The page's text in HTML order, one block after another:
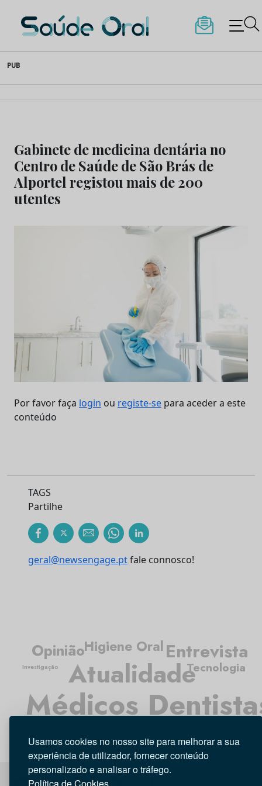
Usamos cookies no nosso site para melhorar a sua
experiência de utilizador, fornecer conteúdo
personalizado e analisar o tráfego.
to
content
Saúde Oral
PUB
Gabinete de medicina dentária no
Centro de Saúde de São Brás de
Alportel registou mais de 200
utentes
Por favor faça login ou registe-se para aceder a este
conteúdo
TAGS
Partilhe
geral@newsengage.ptfale connosco!
Atualidade
Médicos
Higiene OralEntrevista
Opinião
Tecnologia
Investigação